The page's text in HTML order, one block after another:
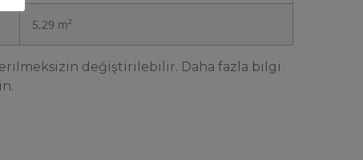
5,29 m²
değiştirilebilir. Daha fazla bilgi